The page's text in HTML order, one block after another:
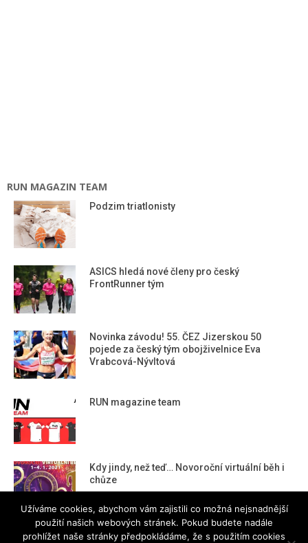
RUN MAGAZIN TEAM
Podzim triatlonisty
ASICS hledá nové členy pro český
FrontRunner tým
Novinka závodu! 55. ČEZ Jizerskou 50
pojede za český tým obojživelnice Eva
Vrabcová-Nývltová
RUN magazine team
Kdy jindy, než teď… Novoroční virtuální běh i
chůze
Užíváme cookies, abychom vám zajistili co možná nejsnadnější
použití našich webových stránek. Pokud budete nadále
prohlížet naše stránky předpokládáme, že s použitím cookies